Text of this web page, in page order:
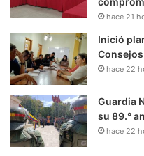
hace 21
Inició
hace 22
Guardia
su 89.°
hace 22